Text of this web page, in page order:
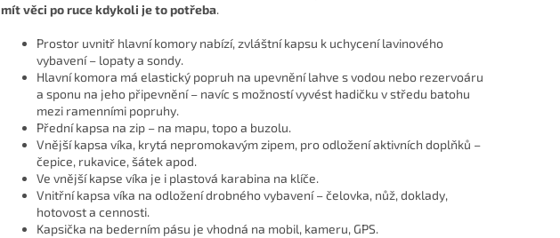
mít věci po ruce kdykoli je to potřeba.
Prostor uvnitř hlavní komory nabízí, zvláštní kapsu k uchycení lavinového
vybavení – lopaty a sondy.
Hlavní komora má elastický popruh na upevnění lahve s vodou nebo rezervoáru
a sponu na jeho připevnění – navíc s možností vyvést hadičku v středu batohu
mezi ramenními popruhy.
Přední kapsa na zip – na mapu, topo a buzolu.
Vnější kapsa víka, krytá nepromokavým zipem, pro odložení aktivních doplňků –
čepice, rukavice, šátek apod.
Ve vnější kapse víka je i plastová karabina na klíče.
Vnitřní kapsa víka na odložení drobného vybavení – čelovka, nůž, doklady,
hotovost a cennosti.
Kapsička na bederním pásu je vhodná na mobil, kameru, GPS.